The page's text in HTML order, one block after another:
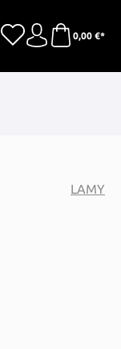
0,00 €*
LAMY